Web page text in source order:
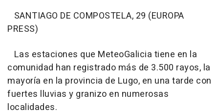
SANTIAGO DE COMPOSTELA, 29 (EUROPA
PRESS)
Las estaciones que MeteoGalicia tiene en la
comunidad han registrado más de 3.500 rayos, la
mayoría en la provincia de Lugo, en una tarde con
fuertes lluvias y granizo en numerosas
localidades.